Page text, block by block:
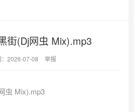
街(Dj网虫 Mix).mp3
：2026-07-08 举报
虫 Mix).mp3